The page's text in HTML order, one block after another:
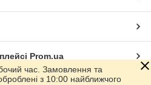
Prom.ua
час. Замовлення та
з 10:00 найближчого